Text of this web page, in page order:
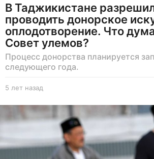
В Таджикистане
проводить донорское
оплодотворение. Что
Совет улемов?
Процесс донорства планируется
следующего года.
5 лет назад
е
з